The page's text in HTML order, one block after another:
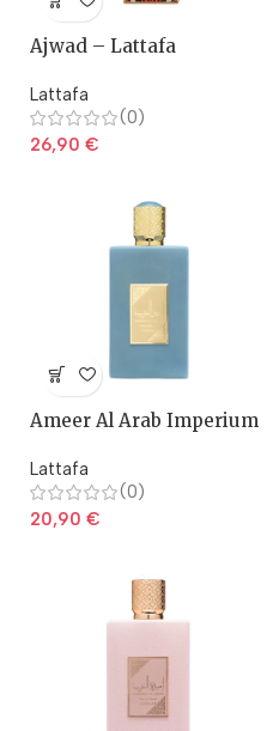
Ajwad – Lattafa
Lattafa
(0)
26,90 €
Ameer Al Arab Imperium
Lattafa
(0)
20,90 €